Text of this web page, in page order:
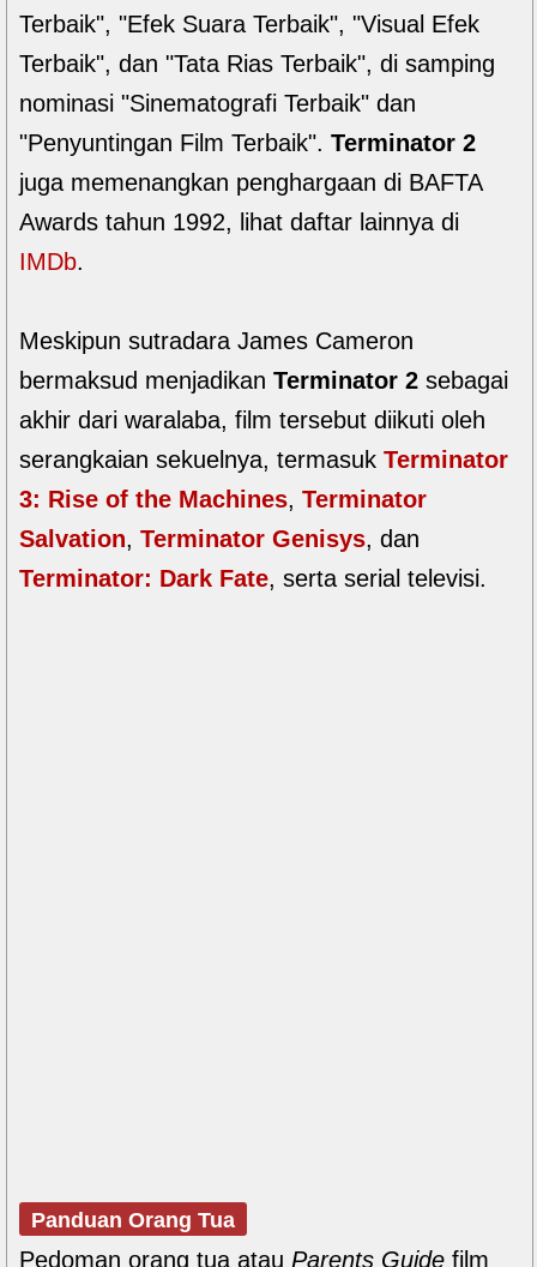
Terbaik", "Efek Suara Terbaik", "Visual Efek
Terbaik", dan "Tata Rias Terbaik", di samping
nominasi "Sinematografi Terbaik" dan
"Penyuntingan Film Terbaik". Terminator 2
juga memenangkan penghargaan di BAFTA
Awards tahun 1992, lihat daftar lainnya di
IMDb.
Meskipun sutradara James Cameron
bermaksud menjadikan Terminator 2 sebagai
akhir dari waralaba, film tersebut diikuti oleh
serangkaian sekuelnya, termasuk Terminator
3: Rise of the Machines, Terminator
Salvation, Terminator Genisys, dan
Terminator: Dark Fate, serta serial televisi.
Panduan Orang Tua
Pedoman orang tua atau Parents Guide film